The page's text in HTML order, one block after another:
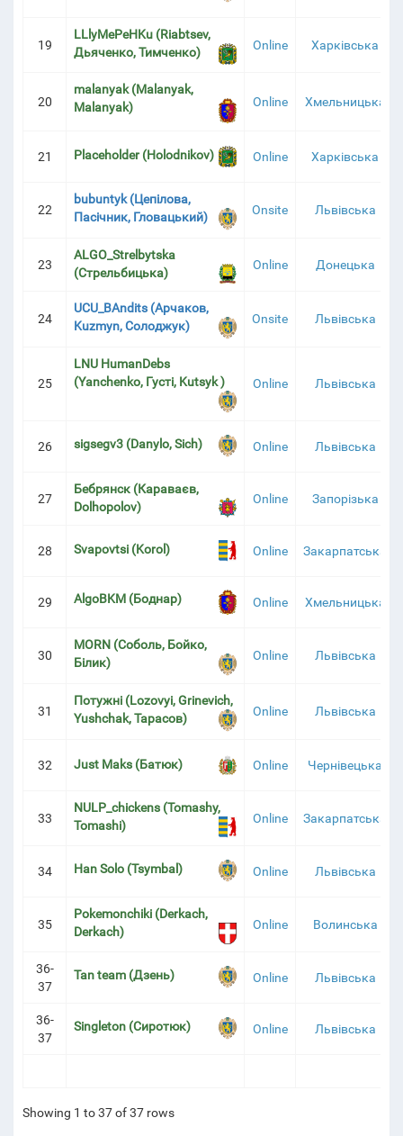
19
LLlyMePeHKu (Riabtsev,
Дьяченко, Тимченко)
Online Харківська
20
malanyak (Malanyak,
Malanyak)
Online Хмельницька
21 Placeholder (Holodnikov) Online Харківська
22
bubuntyk (Цепілова,
Пасічник, Гловацький)
Onsite Львівська
23
ALGO_Strelbytska
(Стрельбицька)
Online Донецька
24
UCU_BAndits (Арчаков,
Kuzmyn, Солоджук)
Onsite Львівська
25
LNU HumanDebs
(Yanchenko, Густі, Kutsyk )
Online Львівська
26 sigsegv3 (Danylo, Sich) Online Львівська
27
Бебрянск (Караваєв,
Dolhopolov)
Online Запорізька
28 Svapovtsi (Korol) Online Закарпатська
29 AlgoBKM (Боднар) Online Хмельницька
30
MORN (Соболь, Бойко,
Білик)
Online Львівська
31
Потужні (Lozovyi, Grinevich,
Yushchak, Тарасов)
Online Львівська
32 Just Maks (Батюк) Online Чернівецька
33
NULP_chickens (Tomashy,
Tomashi)
Online Закарпатська
34 Han Solo (Tsymbal) Online Львівська
35
Pokemonchiki (Derkach,
Derkach)
Online Волинська
36-
37
Tan team (Дзень) Online Львівська
36-
37
Singleton (Сиротюк) Online Львівська
Showing 1 to 37 of 37 rows